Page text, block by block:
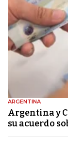
ARGENTINA
Argentina y
su acuerdo